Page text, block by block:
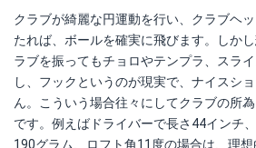
クラブが綺麗な円運動を行い、クラブヘ
たれば、ボールを確実に飛びます。しか
ラブを振ってもチョロやテンプラ、スラ
し、フックというのが現実で、ナイスシ
ん。こういう場合往々にしてクラブの所
です。例えばドライバーで長さ44インチ
190グラム、ロフト角11度の場合は、理